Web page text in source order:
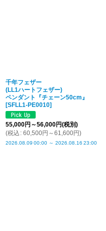
千年フェザー
(LL1ハートフェザー)
ペンダント『チェーン50cm』
[SFLL1-PE0010]
55,000円 ～56,000円(税別)
(税込 : 60,500円 ～61,600円)
2026.08.09 00:00 ～ 2026.08.16 23:00